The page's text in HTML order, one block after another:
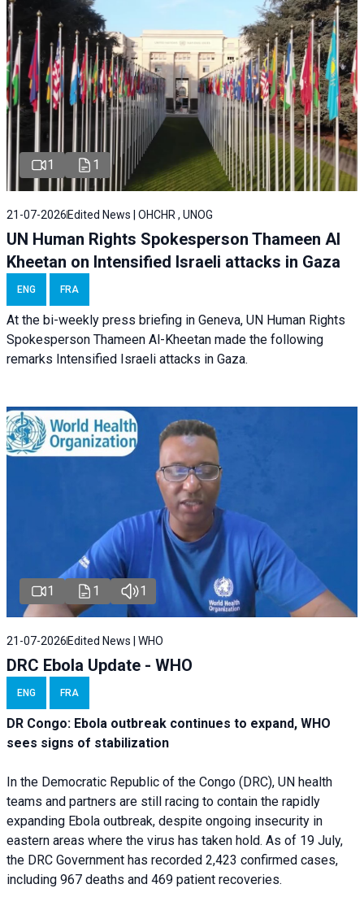
1 1
21-07-2026 Edited News | OHCHR , UNOG
UN Human Rights Spokesperson Thameen Al
Kheetan on Intensified Israeli attacks in Gaza
ENG FRA
At the bi-weekly press briefing in Geneva, UN Human Rights
Spokesperson Thameen Al-Kheetan made the following
remarks Intensified Israeli attacks in Gaza.
1 1 1
21-07-2026 Edited News | WHO
DRC Ebola Update - WHO
ENG FRA
DR Congo: Ebola outbreak continues to expand, WHO
sees signs of stabilization
In the Democratic Republic of the Congo (DRC), UN health
teams and partners are still racing to contain the rapidly
expanding Ebola outbreak, despite ongoing insecurity in
eastern areas where the virus has taken hold. As of 19 July,
the DRC Government has recorded 2,423 confirmed cases,
including 967 deaths and 469 patient recoveries.